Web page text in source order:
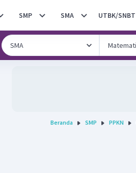
SMP SMA UTBK/SNBT
Beranda SMP PPKN